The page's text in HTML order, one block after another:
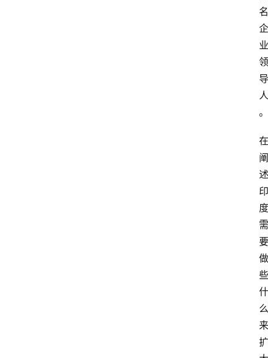
名
企
业
领
导
人
在
阐
述
印
度
需
要
做
些
什
么
来
扩